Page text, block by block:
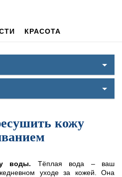
КРАСОТА
кожу
воды. Тёплая вода – ваш
уходе за кожей. Она